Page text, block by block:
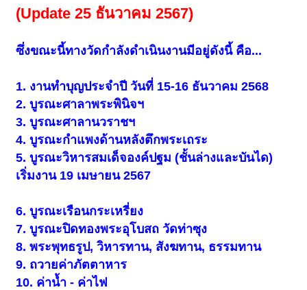
(Update 25 ธันวาคม 2567)
ซึ่งขณะนี้ทางวัดกำลังดำเนินงานมีอยู่ดังนี้ คือ...
1. งานทำบุญประจำปี วันที่ 15-16 ธันวาคม 2568
2. บูรณะศาลาพระพินิจฯ
3. บูรณะศาลานวราชฯ
4. บูรณะกำแพงด้านหลังตึกพระเถระ
5. บูรณะวิหารสมเด็จองค์ปฐม (ชั้นล่างและบันได)
เริ่มงาน 19 เมษายน 2567
6. บูรณะเรือนกระเหรี่ยง
7. บูรณะปิดทองพระอุโบสถ วัดท่าซุง
8. พระพุทธรูป, วิหารทาน, สังฆทาน, ธรรมทาน
9. ถวายค่าภัตตาหาร
10. ค่าน้ำ - ค่าไฟ